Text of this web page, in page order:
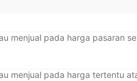
Tokyo, Toronto,
menjual pada harga pasaran
menjual pada harga tertentu